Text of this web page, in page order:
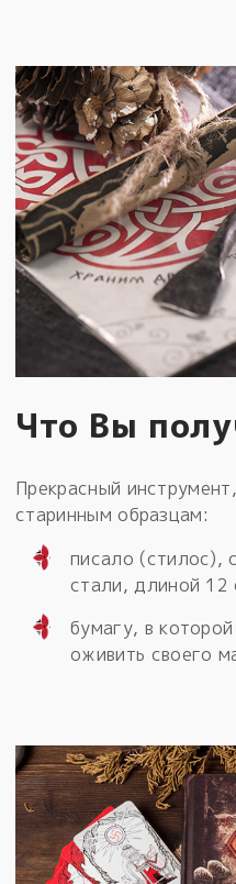
Что Вы
Прекрасный
старинным образцам:
писало (стилос),
стали, длиной 12
бумагу, в
оживить своего